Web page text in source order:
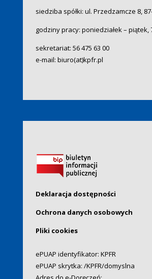
siedziba spółki: ul. Przedzamcze 8,
godziny pracy: poniedziałek – piątek,
sekretariat: 56 475 63 00
e-mail: biuro(at)kpfr.pl
Deklaracja dostępności
Ochrona danych osobowych
Pliki cookies
ePUAP identyfikator: KPFR
ePUAP skrytka: /KPFR/domyslna